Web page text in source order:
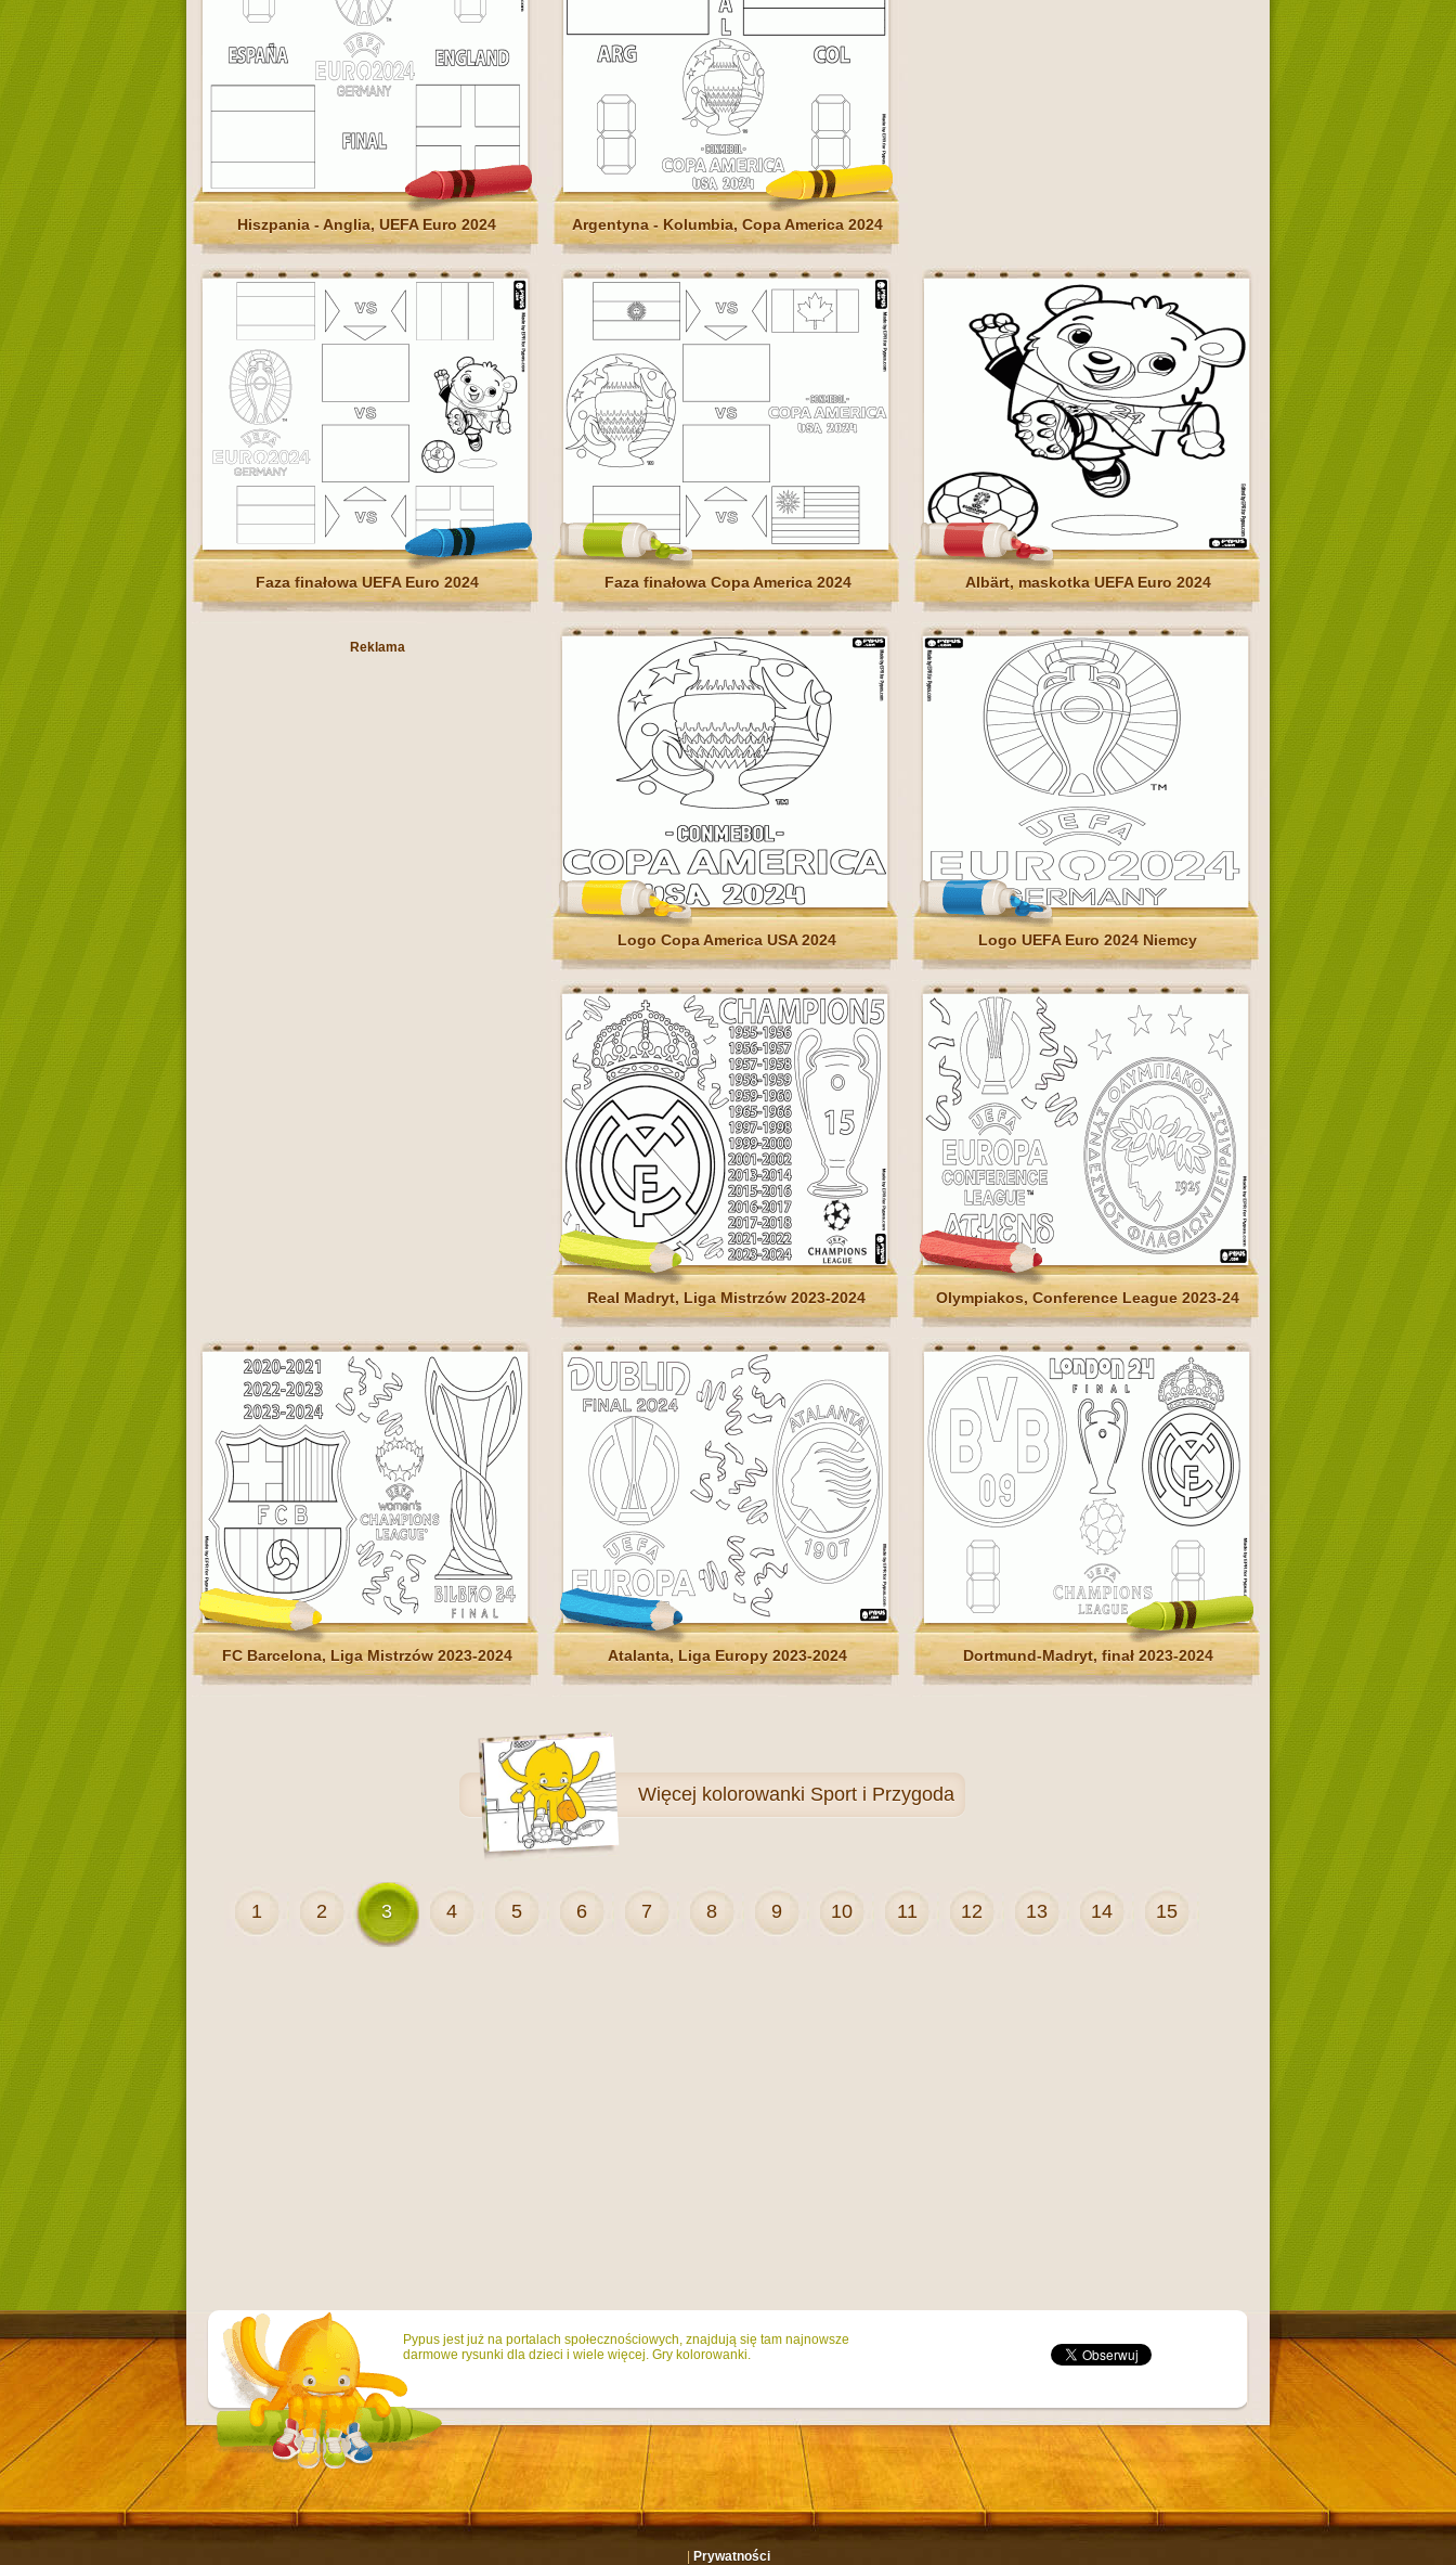
Hiszpania - Anglia, UEFA Euro 2024 Argentyna - Kolumbia, Copa America 2024
Faza finałowa UEFA Euro 2024 Faza finałowa Copa America 2024 Albärt, maskotka UEFA Euro 2024
Reklama
Logo Copa America USA 2024 Logo UEFA Euro 2024 Niemcy
Real Madryt, Liga Mistrzów 2023-2024 Olympiakos, Conference League 2023-24
FC Barcelona, Liga Mistrzów 2023-2024 Atalanta, Liga Europy 2023-2024 Dortmund-Madryt, finał 2023-2024
Więcej kolorowanki Sport i Przygoda
1 2 3 4 5 6 7 8 9 10 11 12 13 14 15
Pypus jest już na portalach społecznościowych, znajdują się tam najnowsze
darmowe rysunki dla dzieci i wiele więcej. Gry kolorowanki.
Prywatności